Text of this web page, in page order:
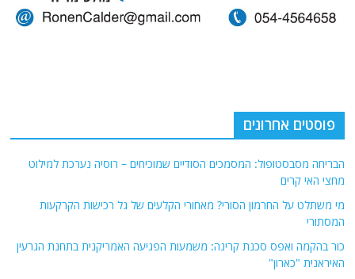
פוסטים אחרונים
הבריחה מסבסטופול: המסמכים הסודיים שמוכיחים – רוסיה נערכת למילוט
מחצי האי קרים
מי משתלט על החרמון הסורי? מאחורי הקלעים של גל רכישות הקרקעות
המסתורי
כור בהקמה ואפס סכנת קרינה: משמעות הפגיעה האמריקנית בתחנת הגרעין
האיראנית "כארון"